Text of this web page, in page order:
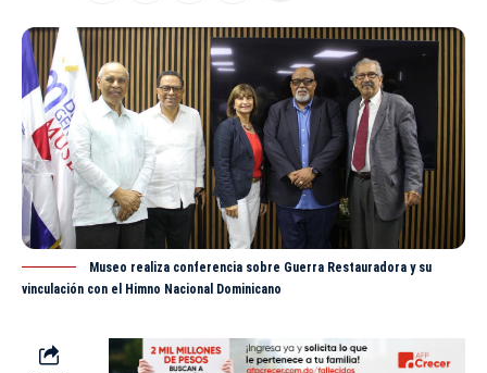
Museo realiza conferencia sobre Guerra Restauradora y su
vinculación con el Himno Nacional Dominicano